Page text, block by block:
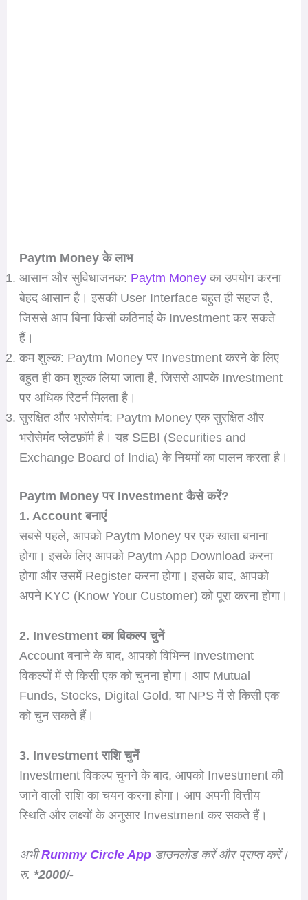
Paytm Money के लाभ
आसान और सुविधाजनक: Paytm Moneyका उपयोग करना
बेहद आसान है। इसकी User Interface बहुत ही सहज है,
जिससे आप बिना किसी कठिनाई के Investment कर सकते
हैं।
कम शुल्क: Paytm Money पर Investment करने के लिए
बहुत ही कम शुल्क लिया जाता है, जिससे आपके Investment
पर अधिक रिटर्न मिलता है।
सुरक्षित और भरोसेमंद: Paytm Money एक सुरक्षित और
भरोसेमंद प्लेटफ़ॉर्म है। यह SEBI (Securities and
Exchange Board of India) के नियमों का पालन करता है।
Paytm Money पर Investment कैसे करें?
1. Account बनाएं
सबसे पहले, आपको Paytm Money पर एक खाता बनाना
होगा। इसके लिए आपको Paytm App Download करना
होगा और उसमें Register करना होगा। इसके बाद, आपको
अपने KYC (Know Your Customer) को पूरा करना होगा।
2. Investment का विकल्प चुनें
Account बनाने के बाद, आपको विभिन्न Investment
विकल्पों में से किसी एक को चुनना होगा। आप Mutual
Funds, Stocks, Digital Gold, या NPS में से किसी एक
को चुन सकते हैं।
3. Investment राशि चुनें
Investment विकल्प चुनने के बाद, आपको Investment की
जाने वाली राशि का चयन करना होगा। आप अपनी वित्तीय
स्थिति और लक्ष्यों के अनुसार Investment कर सकते हैं।
अभीRummy Circle Appडाउनलोड करें और प्राप्त करें।
रु. *2000/-